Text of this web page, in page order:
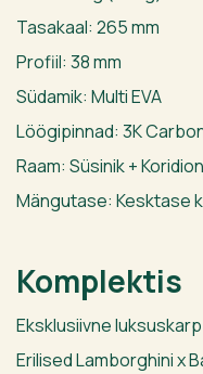
Tasakaal: 265 mm
Profiil: 38 mm
Südamik: Multi EVA
Löögipinnad: 3K
Raam: Süsinik +
Mängutase: Kesktase
Komplektis
Eksklusiivne luksuskarp
Erilised Lamborghini x